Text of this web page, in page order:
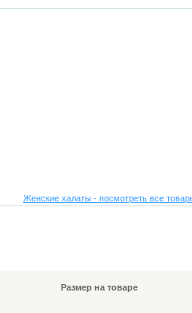
Женские халаты - посмотреть все
Размер на товаре